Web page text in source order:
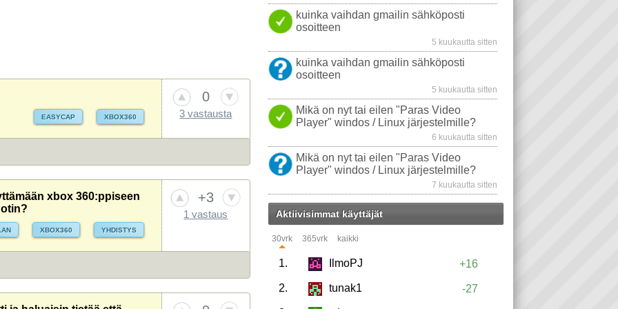
EASYCAP XBOX360
0
3 vastausta
xbox 360:ppiseen
XBOX360 YHDISTYS
+3
1 vastaus
kuinka vaihdan gmailin sähköposti
osoitteen
5 kuukautta sitten
kuinka vaihdan gmailin sähköposti
osoitteen
5 kuukautta sitten
Mikä on nyt tai eilen "Paras Video
Player" windos / Linux järjestelmille?
6 kuukautta sitten
Mikä on nyt tai eilen "Paras Video
Player" windos / Linux järjestelmille?
7 kuukautta sitten
Aktiivisimmat käyttäjät
30vrk 365vrk kaikki
1. IlmoPJ +16
2. tunak1 -27